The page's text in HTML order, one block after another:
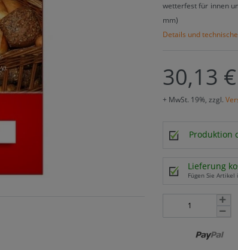
wetterfest für innen
mm)
Details und
30,13 €
+ MwSt. 19%, zzgl.
Produktion
Lieferung
Fügen Sie